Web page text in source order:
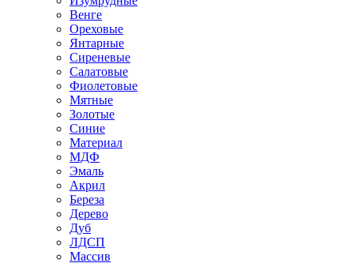
Венге
Ореховые
Янтарные
Сиреневые
Салатовые
Фиолетовые
Мятные
Золотые
Синие
Материал
МДФ
Эмаль
Акрил
Береза
Дерево
Дуб
ЛДСП
Массив